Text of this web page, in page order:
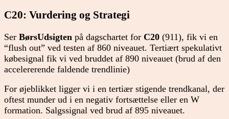
C20: Vurdering og Strategi
Ser BørsUdsigten på dagschartet for C20 (911), fik vi en
“flush out” ved testen af 860 niveauet. Tertiært spekulativt
købesignal fik vi ved bruddet af 890 niveauet (brud af den
accelererende faldende trendlinie)
For øjeblikket ligger vi i en tertiær stigende trendkanal, der
oftest munder ud i en negativ fortsættelse eller en W
formation. Salgssignal ved brud af 895 niveauet.